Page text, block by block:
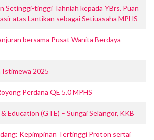
Setinggi-tinggi Tahniah kepada YBrs. Puan
atas Lantikan sebagai Setiuasaha MPHS
bersama Pusat Wanita Berdaya
Istimewa 2025
Perdana QE 5.0 MPHS
Education (GTE) – Sungai Selangor, KKB
Kepimpinan Tertinggi Proton sertai